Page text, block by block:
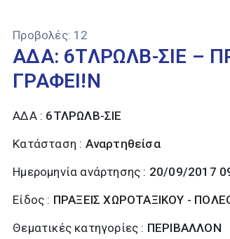
Προβολές: 12
ΑΔΑ: 6ΤΛΡΩΛΒ-ΣΙΕ –
ΓΡΑΦΕΙ!Ν
ΑΔΑ : 6ΤΛΡΩΛΒ-ΣΙΕ
Κατάσταση : Αναρτηθείσα
Ημερομηνία ανάρτησης : 20/09/2017
Είδος : ΠΡΑΞΕΙΣ ΧΩΡΟΤΑΞΙΚΟΥ -
Θεματικές κατηγορίες : ΠΕΡΙΒΑΛΛΟΝ